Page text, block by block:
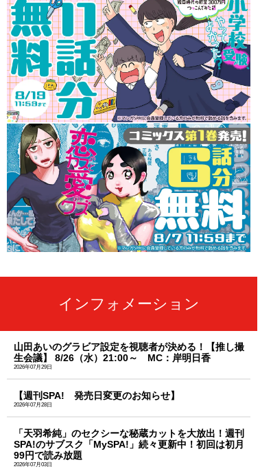
インフォメーション
山田あいのグラビア設定を視聴者が決める！【推し撮
生会議】 8/26（水）21:00～ MC：岸明日香
2026年07月29日
【週刊SPA! 発売日変更のお知らせ】
2026年07月28日
「天羽希純」のセクシーな秘蔵カットを大放出！週刊
SPA!のサブスク「MySPA!」続々更新中！初回は初月
99円で読み放題
2026年07月03日